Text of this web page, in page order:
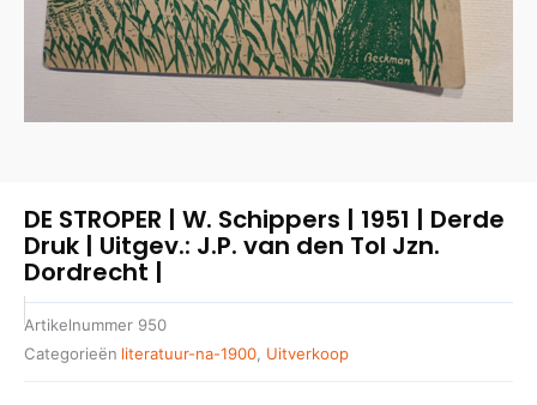
DE STROPER | W. Schippers | 1951 | Derde
Druk | Uitgev.: J.P. van den Tol Jzn.
Dordrecht |
Artikelnummer 950
Categorieën literatuur-na-1900 Uitverkoop